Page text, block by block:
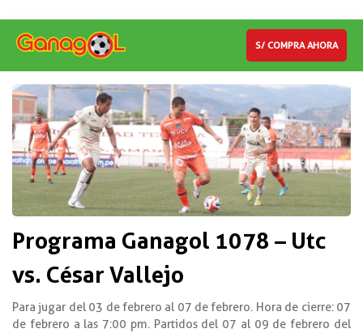
S/ COMPRA AHORA
Programa Ganagol 1078 – Utc
vs. César Vallejo
Para jugar del 03 de febrero al 07 de febrero. Hora de cierre: 07
de febrero a las 7:00 pm. Partidos del 07 al 09 de febrero del